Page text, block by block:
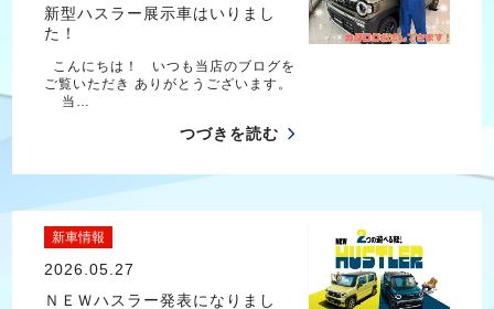
新型ハスラー展示車はいりまし
た！
こんにちは！ いつも当店のブログを
ご覧いただき ありがとうございます。
当…
つづきを読む
新車情報
2026.05.27
ＮＥＷハスラー発表になりまし